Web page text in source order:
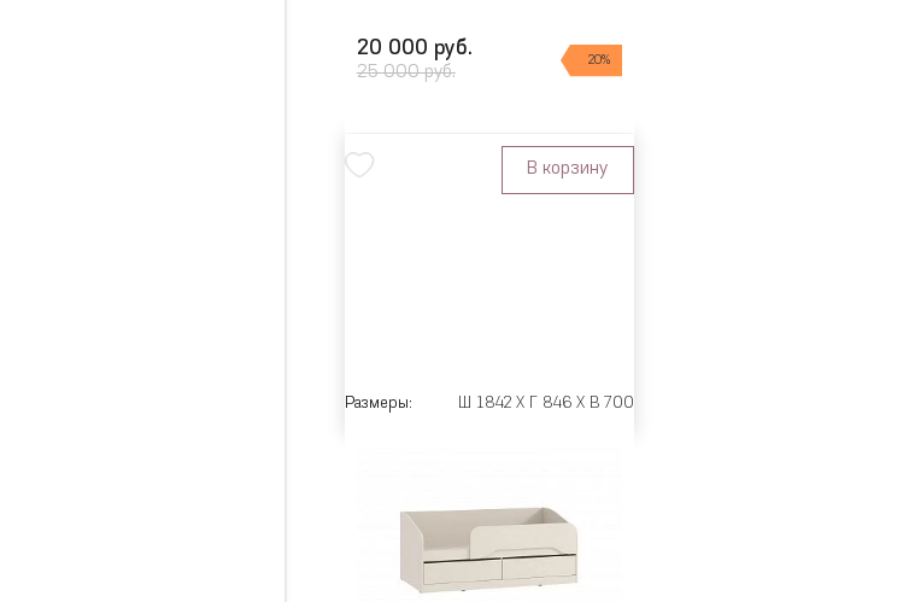
20 000 руб.
25 000 руб.
20%
В корзину
Размеры: Ш 1842 X Г 846 X В 700